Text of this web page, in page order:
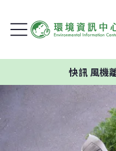
風機離聚